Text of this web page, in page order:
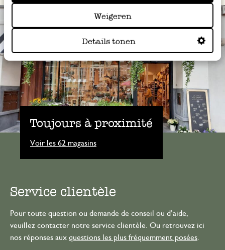
Weigeren
Details tonen
Toujours à proximité
Voir les 62 magasins
Service clientèle
Pour toute question ou demande de conseil ou d’aide,
veuillez contacter notre service clientèle. Ou retrouvez ici
nos réponses aux questions les plus fréquemment posées